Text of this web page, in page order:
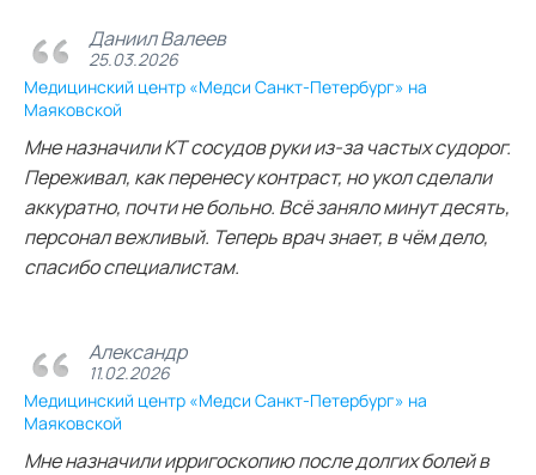
Даниил Валеев
25.03.2026
Медицинский центр «Медси Санкт-Петербург» на
Маяковской
Мне назначили КТ сосудов руки из‑за частых судорог.
Переживал, как перенесу контраст, но укол сделали
аккуратно, почти не больно. Всё заняло минут десять,
персонал вежливый. Теперь врач знает, в чём дело,
спасибо специалистам.
Александр
11.02.2026
Медицинский центр «Медси Санкт-Петербург» на
Маяковской
Мне назначили ирригоскопию после долгих болей в